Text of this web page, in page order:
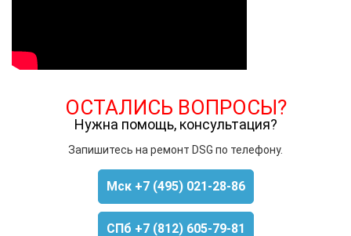
ОСТАЛИСЬ ВОПРОСЫ?
Нужна помощь, консультация?
Запишитесь на ремонт DSG по телефону.
Мск +7 (495) 021-28-86
СПб +7 (812) 605-79-81